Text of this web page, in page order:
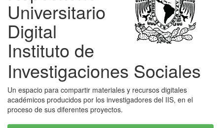
Universitario
Digital
Instituto de
Investigaciones Sociales
Un espacio para compartir materiales y recursos digitales
académicos producidos por los investigadores del IIS, en el
proceso de sus diferentes proyectos.